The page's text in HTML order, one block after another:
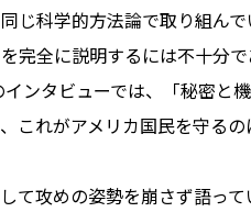
じ科学的方法論で取り組ん
完全に説明するには不十分
ンタビューでは、「秘密と
これがアメリカ国民を守る
攻めの姿勢を崩さず語って